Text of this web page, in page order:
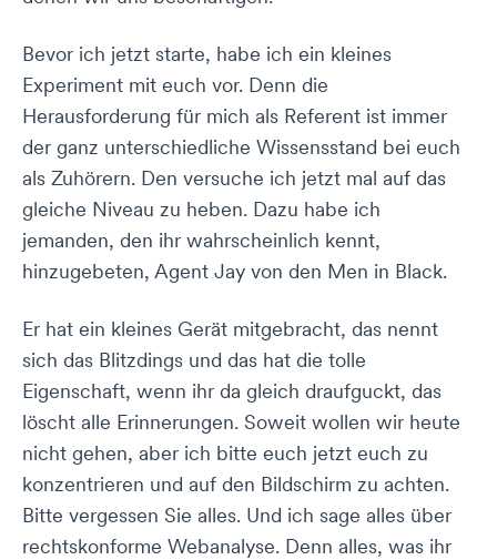
Bevor ich jetzt starte, habe ich ein kleines
Experiment mit euch vor. Denn die
Herausforderung für mich als Referent ist immer
der ganz unterschiedliche Wissensstand bei euch
als Zuhörern. Den versuche ich jetzt mal auf das
gleiche Niveau zu heben. Dazu habe ich
jemanden, den ihr wahrscheinlich kennt,
hinzugebeten, Agent Jay von den Men in Black.
Er hat ein kleines Gerät mitgebracht, das nennt
sich das Blitzdings und das hat die tolle
Eigenschaft, wenn ihr da gleich draufguckt, das
löscht alle Erinnerungen. Soweit wollen wir heute
nicht gehen, aber ich bitte euch jetzt euch zu
konzentrieren und auf den Bildschirm zu achten.
Bitte vergessen Sie alles. Und ich sage alles über
rechtskonforme Webanalyse. Denn alles, was ihr